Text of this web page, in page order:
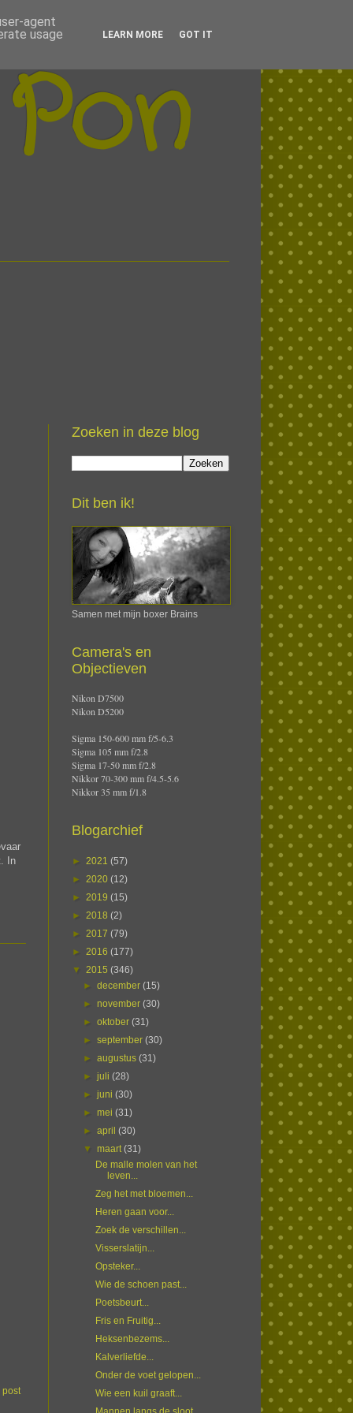
In
post
Zoeken in deze blog
Dit ben ik!
Samen met mijn boxer Brains
Camera's en
Objectieven
Nikon D7500
Nikon D5200
Sigma 150-600 mm f/5-6.3
Sigma 105 mm f/2.8
Sigma 17-50 mm f/2.8
Nikkor 70-300 mm f/4.5-5.6
Nikkor 35 mm f/1.8
Blogarchief
► 2021 (57)
► 2020 (12)
► 2019 (15)
► 2018 (2)
► 2017 (79)
► 2016 (177)
▼ 2015 (346)
►december(15)
► november(30)
►oktober(31)
►september(30)
►augustus(31)
►juli(28)
►juni(30)
► mei(31)
►april(30)
▼ maart(31)
De malle molen van het
leven...
Zeg het met bloemen...
Heren gaan voor...
Zoek de verschillen...
Visserslatijn...
Opsteker...
Wie de schoen past...
Poetsbeurt...
Fris en Fruitig...
Heksenbezems...
Kalverliefde...
Onder de voet gelopen...
Wie een kuil graaft...
agent
usage
LEARN MORE GOT IT